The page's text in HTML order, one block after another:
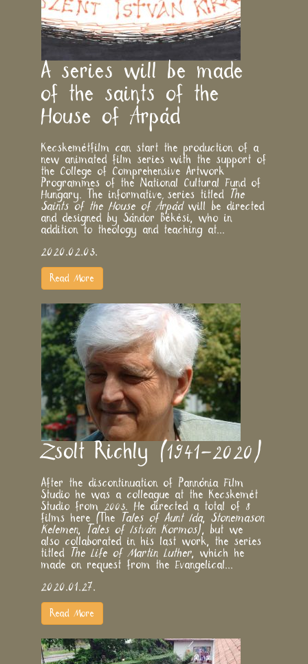
A series will be made
of the saints of the
House of Árpád
Kecskemétfilm can start the production of a
new animated film series with the support of
the College of Comprehensive Artwork
Programmes of the National Cultural Fund of
Hungary. The informative series titled
The
Saints of the House of Árpádwill be directed
and designed by Sándor Békési, who in
addition to theology and teaching at...
2020.02.03.
Read More
​Zsolt Richly (1941–2020)
After the discontinuation of Pannónia Film
Studio he was a colleague at the Kecskemét
Studio from 2003. He directed a total of 8
films here (The
Tales of Aunt Ida, Stonemason
Kelemen, Tales of István Kormos), but we
also collaborated in his last work, the series
titled
The Life of Martin Luther, which he
made on request from the Evangelical...
2020.01.27.
Read More